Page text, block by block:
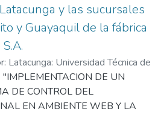
y las sucursales
y Guayaquil de la fábrica
Latacunga: Universidad Técnica de
(UTC),2007-08-27 )Guerrero
Enrique;Núñez Medina, Byron
Navas Moya, Milton Patricio
"IMPLEMENTACION DE UN
DE CONTROL DEL
EN AMBIENTE WEB Y LA